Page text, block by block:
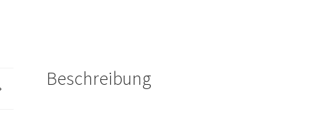
Beschreibung